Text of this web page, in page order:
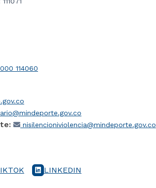
114060
nisilencioniviolencia@mindeporte.gov.co
LINKEDIN